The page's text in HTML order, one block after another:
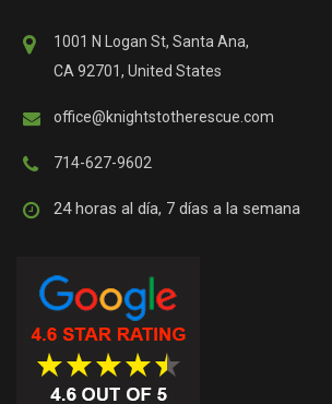
1001 N Logan St, Santa Ana,
CA 92701, United States
office@knightstotherescue.com
714-627-9602
24 horas al día, 7 días a la semana